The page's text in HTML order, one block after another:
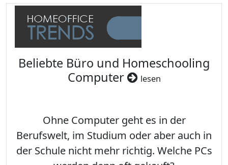
Beliebte Büro und Homeschooling
Computer
lesen
Ohne Computer geht es in der
Berufswelt, im Studium oder aber auch in
der Schule nicht mehr richtig. Welche PCs